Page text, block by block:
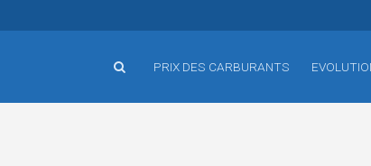
PRIX DES CARBURANTS